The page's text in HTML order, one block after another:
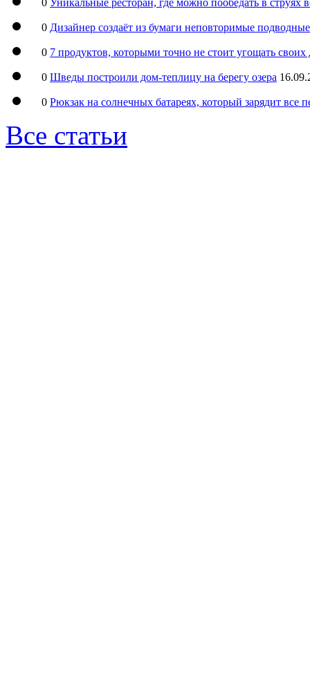
0 Дизайнер создаёт из бумаги неповторимые
0 7 продуктов, которыми точно не стоит угощать
0 Шведы построили дом-теплицу на берегу озера
0 Рюкзак на солнечных батареях, который зарядит все
Все статьи